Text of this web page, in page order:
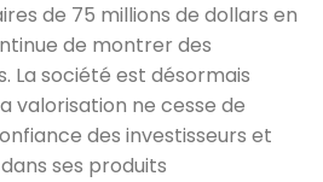
de 75 millions de dollars en
de montrer des
La société est désormais
valorisation ne cesse de
des investisseurs et
ses produits